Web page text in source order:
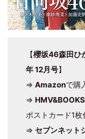
【櫻坂46森田ひ
年 12月号】
⇒ Amazonで購
⇒
ポストカード1
⇒ セブンネット